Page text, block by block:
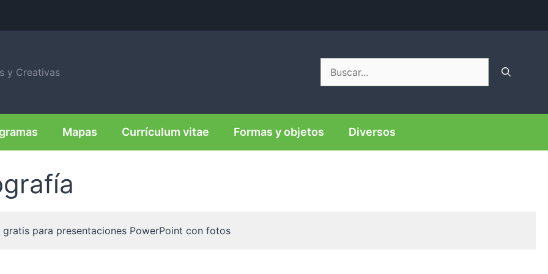
y Creativas
Mapas Currículum vitae Formas y objetos Diversos
gratis para presentaciones PowerPoint con fotos